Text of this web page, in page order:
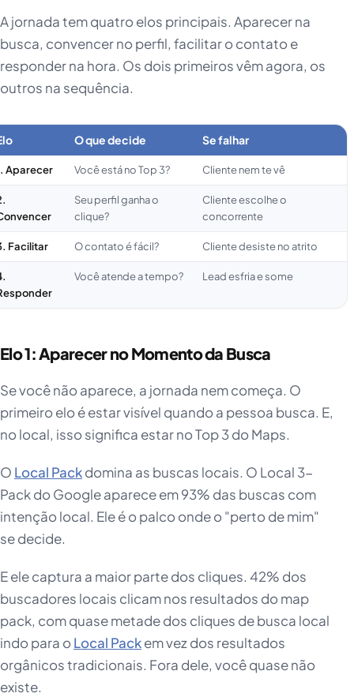
A jornada tem quatro elos principais. Aparecer na
busca, convencer no perfil, facilitar o contato e
responder na hora. Os dois primeiros vêm agora, os
outros na sequência.
O que decide Se falhar
Aparecer Você está no Top 3? Cliente nem te vê
Seu perfil ganha o
clique?
Cliente escolhe o
concorrente
Facilitar O contato é fácil? Cliente desiste no atrito
Você atende a tempo? Lead esfria e some
Elo 1: Aparecer no Momento da Busca
Se você não aparece, a jornada nem começa. O
primeiro elo é estar visível quando a pessoa busca. E,
no local, isso significa estar no Top 3 do Maps.
O Local Packdomina as buscas locais. O Local 3-
Pack do Google aparece em 93% das buscas com
intenção local. Ele é o palco onde o "perto de mim"
se decide.
E ele captura a maior parte dos cliques. 42% dos
buscadores locais clicam nos resultados do map
pack, com quase metade dos cliques de busca local
indo para oLocal Packem vez dos resultados
orgânicos tradicionais. Fora dele, você quase não
existe.